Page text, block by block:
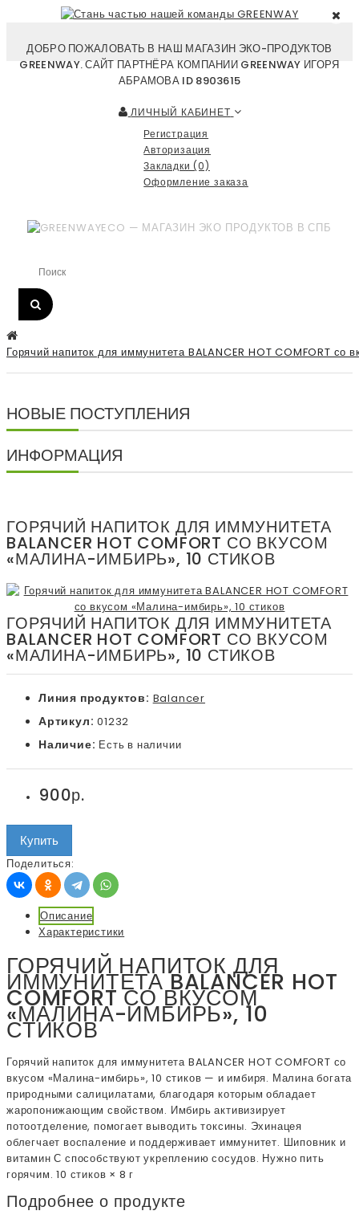
ДОБРО ПОЖАЛОВАТЬ В НАШ МАГАЗИН ЭКО-ПРОДУКТОВ
GREENWAY. САЙТ ПАРТНЁРА КОМПАНИИ GREENWAY ИГОРЯ
АБРАМОВА ID 8903615
ЛИЧНЫЙ КАБИНЕТ
Регистрация
Авторизация
Закладки (0)
Оформление заказа
Горячий напиток для иммунитета BALANCER HOT COMFORT со
НОВЫЕ ПОСТУПЛЕНИЯ
ИНФОРМАЦИЯ
ГОРЯЧИЙ НАПИТОК ДЛЯ ИММУНИТЕТА
BALANCER HOT COMFORT СО ВКУСОМ
«МАЛИНА-ИМБИРЬ», 10 СТИКОВ
ГОРЯЧИЙ НАПИТОК ДЛЯ ИММУНИТЕТА
BALANCER HOT COMFORT СО ВКУСОМ
«МАЛИНА-ИМБИРЬ», 10 СТИКОВ
Линия продуктов: Balancer
Артикул: 01232
Наличие: Есть в наличии
900р.
Купить
Поделиться:
Описание
Характеристики
ГОРЯЧИЙ НАПИТОК ДЛЯ
ИММУНИТЕТА BALANCER HOT
COMFORT СО ВКУСОМ
«МАЛИНА-ИМБИРЬ», 10
СТИКОВ
Горячий напиток для иммунитета BALANCER HOT COMFORT со
вкусом «Малина-имбирь», 10 стиков — и имбиря. Малина богата
природными салицилатами, благодаря которым обладает
жаропонижающим свойством. Имбирь активизирует
потоотделение, помогает выводить токсины. Эхинацея
облегчает воспаление и поддерживает иммунитет. Шиповник и
витамин С способствуют укреплению сосудов. Нужно пить
горячим. 10 стиков × 8 г
Подробнее о продукте